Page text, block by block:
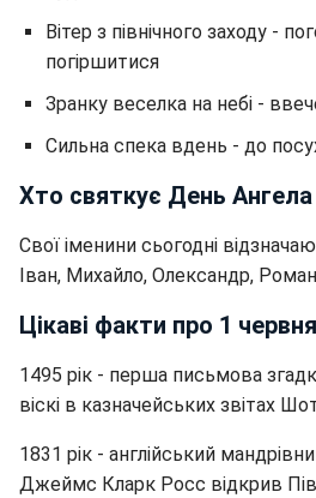
Вітер з північного заходу -
погіршитися
Зранку веселка на небі -
Сильна спека вдень - до
Хто святкує День Ангела
Свої іменини сьогодні
Іван, Михайло, Олександр, Роман,
Цікаві факти про 1 червня
1495 рік - перша письмова
віскі в казначейських звітах
1831 рік - англійський
Джеймс Кларк Росс відкрив